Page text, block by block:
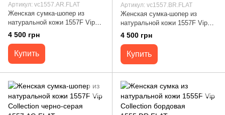
Артикул: vc1557.AR.FLAT
Женская сумка-шопер из
натуральной кожи 1557F Vip
Collection черно-красная
1557.AR.FLAT
4 500 грн
Купить
Артикул: vc1557.ВR.FLAT
Женская сумка-шопер из
натуральной кожи 1557F Vip
Collection коричнево-красная
1557.ВR.FLAT
4 500 грн
Купить